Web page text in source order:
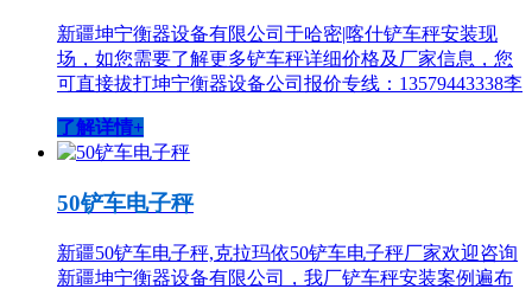
新疆坤宁衡器设备有限公司于哈密|喀什铲车秤安装现
场，如您需要了解更多铲车秤详细价格及厂家信息，您
可直接拔打坤宁衡器设备公司报价专线：13579443338李
了解详情+
50铲车电子秤
新疆50铲车电子秤,克拉玛依50铲车电子秤厂家欢迎咨询
新疆坤宁衡器设备有限公司，我厂铲车秤安装案例遍布